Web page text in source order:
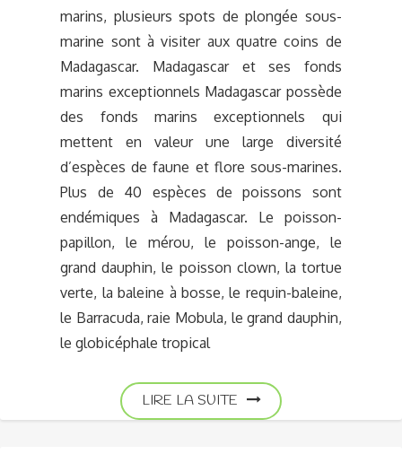
marins, plusieurs spots de plongée sous-
marine sont à visiter aux quatre coins de
Madagascar. Madagascar et ses fonds
marins exceptionnels Madagascar possède
des fonds marins exceptionnels qui
mettent en valeur une large diversité
d’espèces de faune et flore sous-marines.
Plus de 40 espèces de poissons sont
endémiques à Madagascar. Le poisson-
papillon, le mérou, le poisson-ange, le
grand dauphin, le poisson clown, la tortue
verte, la baleine à bosse, le requin-baleine,
le Barracuda, raie Mobula, le grand dauphin,
le globicéphale tropical
LIRE LA SUITE